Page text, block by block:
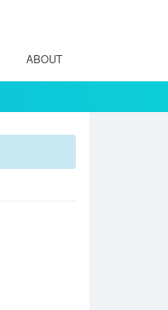
ABOUT